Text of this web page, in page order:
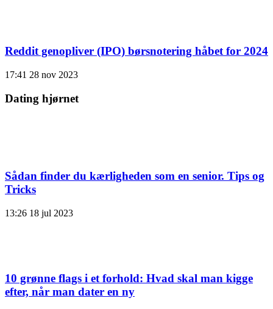
Reddit genopliver (IPO) børsnotering håbet for 2024
17:41 28 nov 2023
Dating hjørnet
Sådan finder du kærligheden som en senior. Tips og
Tricks
13:26 18 jul 2023
10 grønne flags i et forhold: Hvad skal man kigge
efter, når man dater en ny